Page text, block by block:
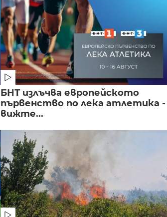
БНТ излъчва европейското
първенство по лека атлетика -
вижте...